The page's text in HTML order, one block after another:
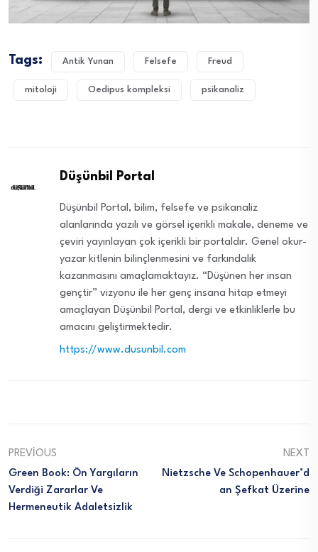
Tags: Antik Yunan Felsefe Freud
mitoloji Oedipus kompleksi psikanaliz
Düşünbil Portal
Düşünbil Portal, bilim, felsefe ve psikanaliz
alanlarında yazılı ve görsel içerikli makale, deneme ve
çeviri yayınlayan çok içerikli bir portaldır. Genel okur-
yazar kitlenin bilinçlenmesini ve farkındalık
kazanmasını amaçlamaktayız. “Düşünen her insan
gençtir” vizyonu ile her genç insana hitap etmeyi
amaçlayan Düşünbil Portal, dergi ve etkinliklerle bu
amacını geliştirmektedir.
https://www.dusunbil.com
PREVIOUS
Green Book: Ön Yargıların
Verdiği Zararlar Ve
Hermeneutik Adaletsizlik
NEXT
Nietzsche Ve Schopenhauer’d
An Şefkat Üzerine